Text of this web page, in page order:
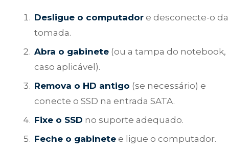
Desligue o computador e desconecte-o da
tomada.
Abra o gabinete (ou a tampa do notebook,
caso aplicável).
Remova o HD antigo (se necessário) e
conecte o SSD na entrada SATA.
Fixe o SSD no suporte adequado.
Feche o gabinete e ligue o computador.